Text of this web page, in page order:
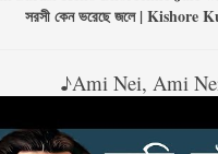
সরসী কেন ভরেছে জলে | Kishore
♪Ami Nei, Ami